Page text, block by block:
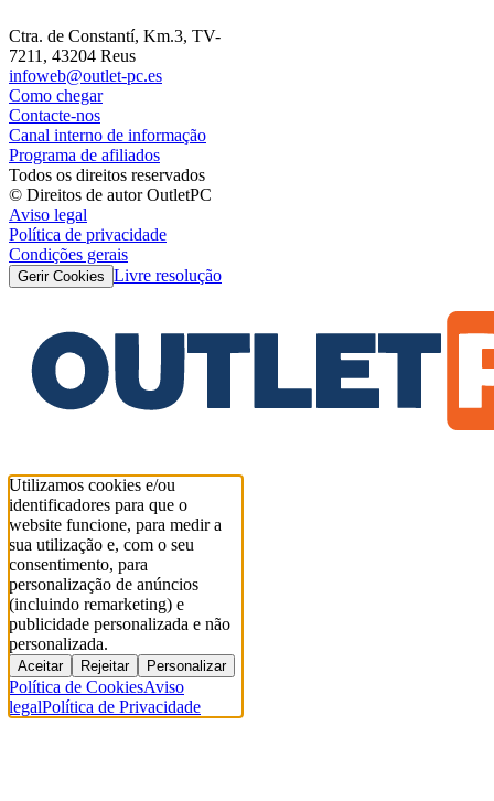
Ctra. de Constantí, Km.3, TV-
7211, 43204 Reus
infoweb@outlet-pc.es
Como chegar
Contacte-nos
Canal interno de informação
Programa de afiliados
Todos os direitos reservados
© Direitos de autor OutletPC
Aviso legal
Política de privacidade
Condições gerais
Gerir Cookies Livre resolução
Utilizamos cookies e/ou
identificadores para que o
website funcione, para medir a
sua utilização e, com o seu
consentimento, para
personalização de anúncios
(incluindo remarketing) e
publicidade personalizada e não
personalizada.
Aceitar Rejeitar Personalizar
Política de CookiesAviso
legalPolítica de Privacidade